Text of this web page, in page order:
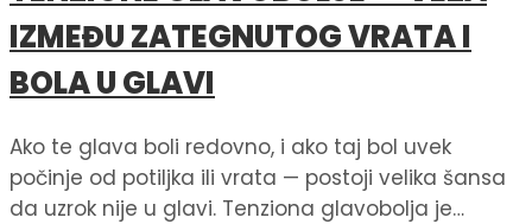
IZMEĐU ZATEGNUTOG VRATA I
BOLA U GLAVI
Ako te glava boli redovno, i ako taj bol uvek
počinje od potiljka ili vrata — postoji velika šansa
da uzrok nije u glavi. Tenziona glavobolja je…